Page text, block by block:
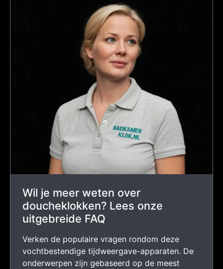
Wil je meer weten over
doucheklokken? Lees onze
uitgebreide FAQ
Verken de populaire vragen rondom deze
vochtbestendige tijdweergave-apparaten. De
onderwerpen zijn gebaseerd op de meest